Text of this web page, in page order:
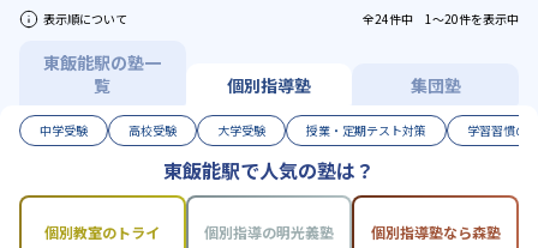
表示順について 全24件中 1〜20件を表示中
東飯能駅の塾一
覧
個別指導塾 集団塾
中学受験 高校受験 大学受験 授業・定期テスト対策 学習習慣の
東飯能駅で人気の塾は？
個別教室のトライ 個別指導の明光義塾 個別指導塾なら森塾